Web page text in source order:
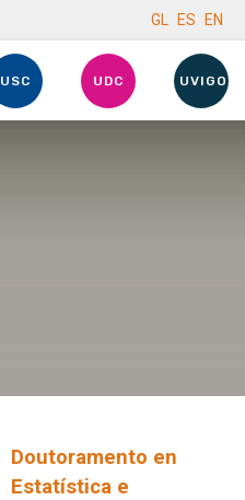
GL ES EN
USC UDC UVIGO
Doutoramento en
Estatística e